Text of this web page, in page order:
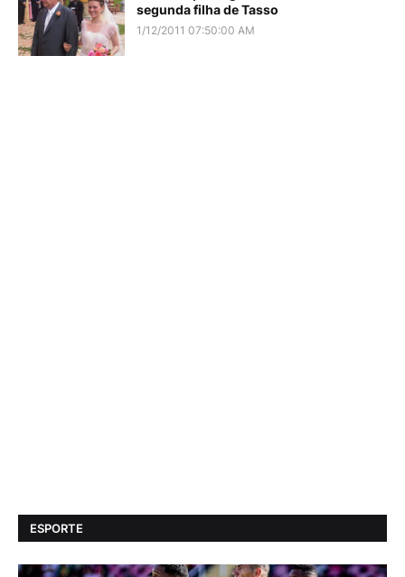
segunda filha de Tasso
1/12/2011 07:50:00 AM
ESPORTE